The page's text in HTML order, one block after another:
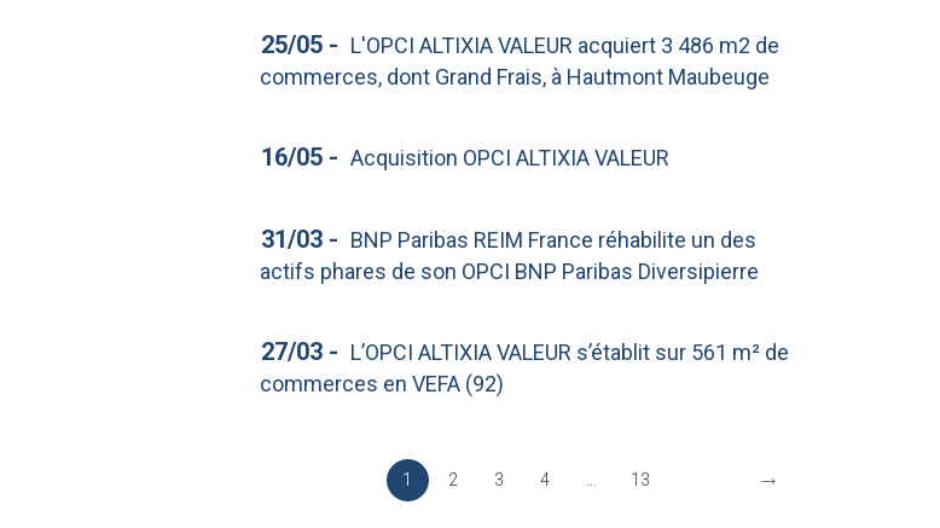
25/05 - L'OPCI ALTIXIA VALEUR acquiert 3 486 m2 de
commerces, dont Grand Frais, à Hautmont Maubeuge
16/05 - Acquisition OPCI ALTIXIA VALEUR
31/03 - BNP Paribas REIM France réhabilite un des
actifs phares de son OPCI BNP Paribas Diversipierre
27/03 - L’OPCI ALTIXIA VALEUR s’établit sur 561 m² de
commerces en VEFA (92)
1 2 3 4 13 →